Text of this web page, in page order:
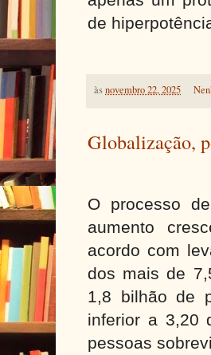
de
àsnovembro 22, 2025
Globalização,
O processo
aumento
acordo com
dos mais de
1,8 bilhão de
inferior a 3,20
pessoas